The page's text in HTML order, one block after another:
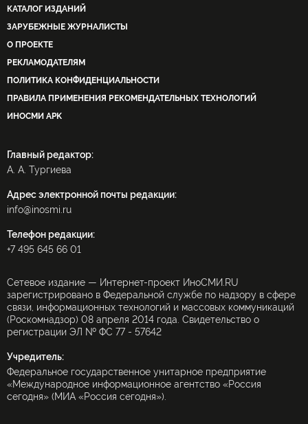
КАТАЛОГ ИЗДАНИЙ
ЗАРУБЕЖНЫЕ ЖУРНАЛИСТЫ
О ПРОЕКТЕ
РЕКЛАМОДАТЕЛЯМ
ПОЛИТИКА КОНФИДЕНЦИАЛЬНОСТИ
ПРАВИЛА ПРИМЕНЕНИЯ РЕКОМЕНДАТЕЛЬНЫХ ТЕХНОЛОГИЙ
ИНОСМИ APK
Главный редактор:
А. А. Тургиева
Адрес электронной почты редакции:
info@inosmi.ru
Телефон редакции:
+7 495 645 66 01
Сетевое издание — Интернет-проект ИноСМИ.RU
зарегистрировано в Федеральной службе по надзору в сфере
связи, информационных технологий и массовых коммуникаций
(Роскомнадзор) 08 апреля 2014 года. Свидетельство о
регистрации ЭЛ № ФС 77 - 57642
Учредитель:
Федеральное государственное унитарное предприятие
«Международное информационное агентство «Россия
сегодня» (МИА «Россия сегодня»).